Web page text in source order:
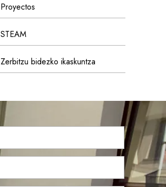
Proyectos
STEAM
Zerbitzu bidezko ikaskuntza